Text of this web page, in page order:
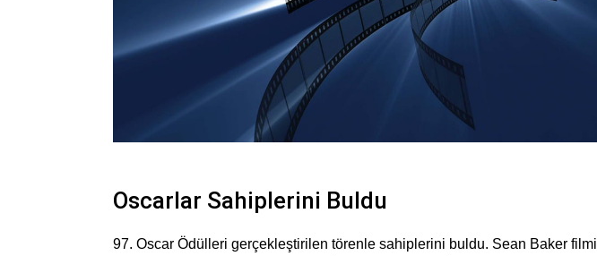
Oscarlar Sahiplerini Buldu
97. Oscar Ödülleri gerçekleştirilen törenle sahiplerini buldu. Sean Baker filmi